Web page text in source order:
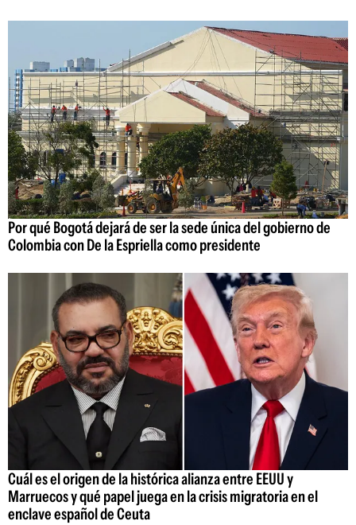
Por qué Bogotá dejará de ser la sede única del gobierno de
Colombia con De la Espriella como presidente
Cuál es el origen de la histórica alianza entre EEUU y
Marruecos y qué papel juega en la crisis migratoria en el
enclave español de Ceuta